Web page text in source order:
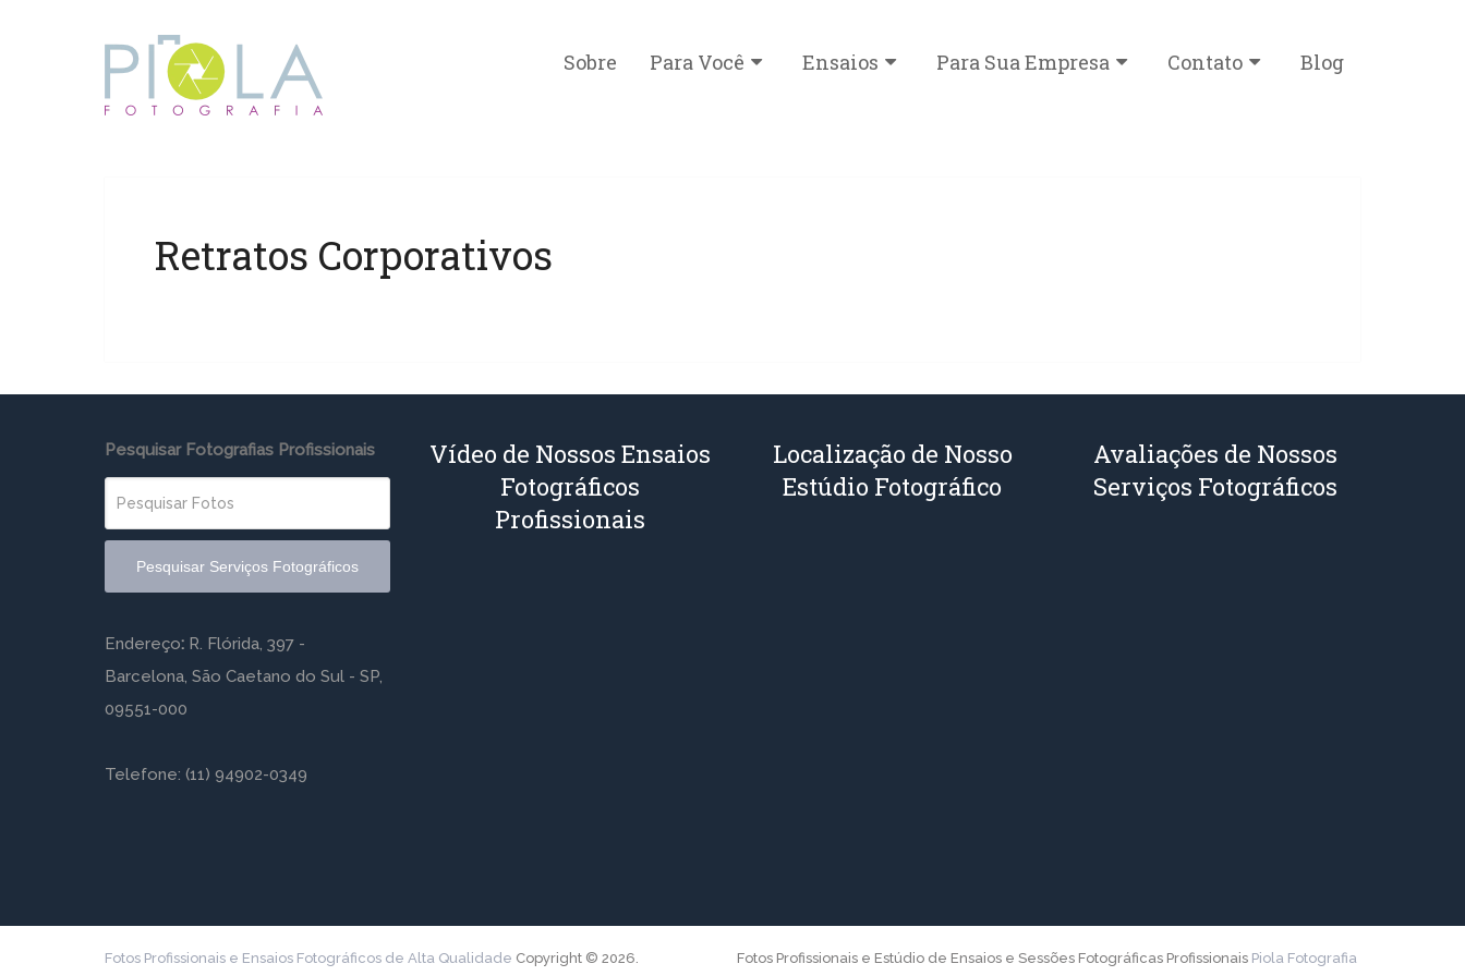
Sobre Para Você Ensaios Para Sua Empresa Contato Blog
Retratos Corporativos
Pesquisar Fotografias Profissionais
Pesquisar Serviços Fotográficos
Endereço: R. Flórida, 397 -
Barcelona, São Caetano do Sul - SP,
09551-000
Telefone: (11) 94902-0349
Vídeo de Nossos Ensaios
Fotográficos
Profissionais
Localização de Nosso
Estúdio Fotográfico
Avaliações de Nossos
Serviços Fotográficos
Fotos Profissionais e Ensaios Fotográficos de Alta Qualidade Copyright © 2026. Fotos Profissionais e Estúdio de Ensaios e Sessões Fotográficas Profissionais Piola Fotografia